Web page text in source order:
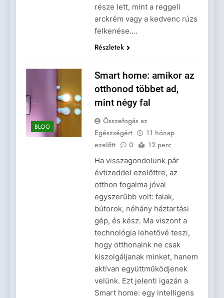
része lett, mint a reggeli
arckrém vagy a kedvenc rúzs
felkenése….
Részletek
BLOG
Smart home: amikor az
otthonod többet ad,
mint négy fal
Összefogás az
Egészségért
11 hónap
ezelőtt
0 12 perc
Ha visszagondolunk pár
évtizeddel ezelőttre, az
otthon fogalma jóval
egyszerűbb volt: falak,
bútorok, néhány háztartási
gép, és kész. Ma viszont a
technológia lehetővé teszi,
hogy otthonaink ne csak
kiszolgáljanak minket, hanem
aktívan együttműködjenek
velünk. Ezt jelenti igazán a
Smart home: egy intelligens